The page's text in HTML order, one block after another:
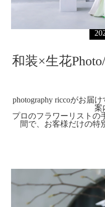
和装×生花
photography riccoがお届
案
プロのフラワーリストの
間で、お客様だけの特